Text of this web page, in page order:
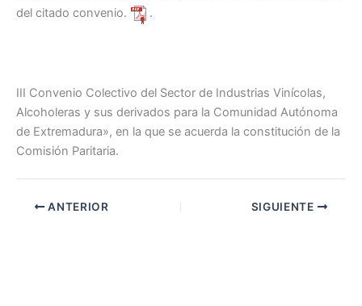
del citado convenio.
.
III Convenio Colectivo del Sector de Industrias Vinícolas,
Alcoholeras y sus derivados para la Comunidad Autónoma
de Extremadura», en la que se acuerda la constitución de la
Comisión Paritaria.
ANTERIOR SIGUIENTE